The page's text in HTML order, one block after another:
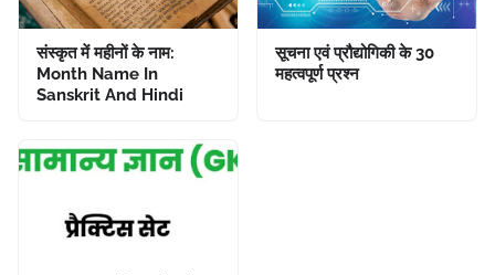
संस्कृत में महीनों के नाम:
Month Name In
Sanskrit And Hindi
सूचना एवं प्रौद्योगिकी के 30
महत्वपूर्ण प्रश्न